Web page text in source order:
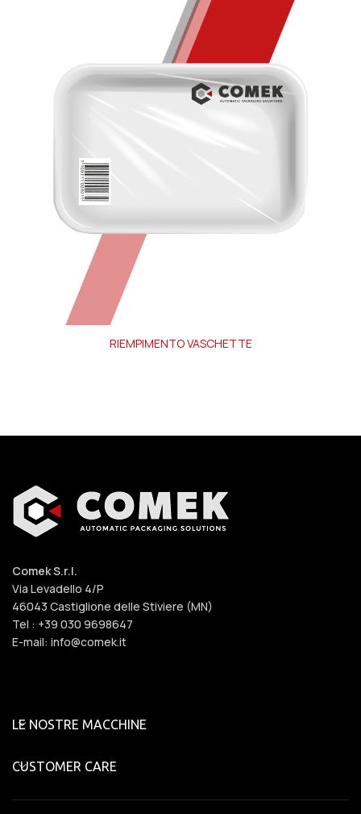
RIEMPIMENTO VASCHETTE
Comek S.r.l.
Via Levadello 4/P
46043 Castiglione delle Stiviere (MN)
Tel : +39 030 9698647
E-mail: info@comek.it
LE NOSTRE MACCHINE
CUSTOMER CARE